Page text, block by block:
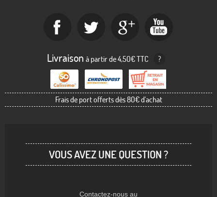
Livraison à partir de 4,50€ TTC ?
Frais de port offerts dès 80€ d'achat
VOUS AVEZ UNE QUESTION ?
Contactez-nous au